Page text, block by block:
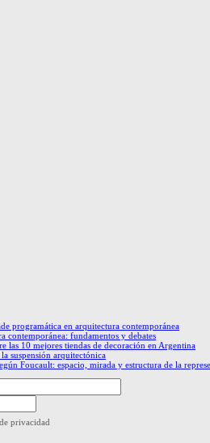
programática en arquitectura contemporánea
contemporánea: fundamentos y debates
las 10 mejores tiendas de decoración en Argentina
suspensión arquitectónica
Foucault: espacio, mirada y estructura de la
privacidad